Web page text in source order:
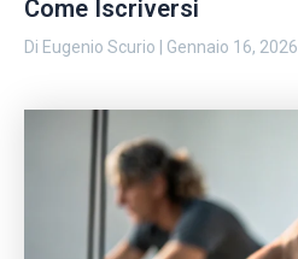
Come Iscriversi
Di Eugenio Scurio Gennaio 16, 2026